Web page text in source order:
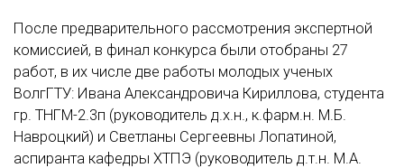
После предварительного рассмотрения экспертной
комиссией, в финал конкурса были отобраны 27
работ, в их числе две работы молодых ученых
ВолгГТУ: Ивана Александровича Кириллова, студента
гр. ТНГМ-2.3п (руководитель д.х.н., к.фарм.н. М.Б.
Навроцкий) и Светланы Сергеевны Лопатиной,
аспиранта кафедры ХТПЭ (руководитель д.т.н. М.А.